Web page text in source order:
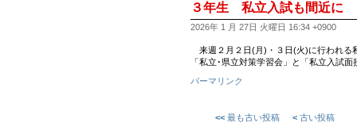
３年生 私立入試も間近に
2026年 1 月 27日 火曜日 16:34 +0900
来週２月２日(月)・３日(火)に行われる
「私立･県立対策学習会」と「私立入試
パーマリンク
<< 最も古い投稿 < 古い投稿